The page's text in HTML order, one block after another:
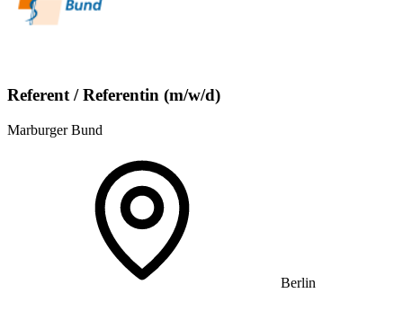
Referent / Referentin (m/w/d)
Marburger Bund
Berlin